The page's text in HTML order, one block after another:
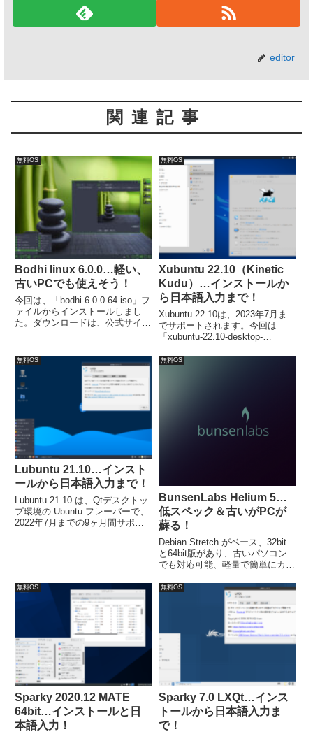
editor
関連記事
無料OS
Bodhi linux 6.0.0…軽い、
古いPCでも使えそう！
今回は、「bodhi-6.0.0-64.iso」フ
ァイルからインストールしまし
た。ダウンロードは、公式サイト
く終了しますが、日本語入力の設
定が必要でした。
無料OS
Xubuntu 22.10（Kinetic
Kudu）…インストールか
ら日本語入力まで！
Xubuntu 22.10は、2023年7月ま
でサポートされます。今回は
「xubuntu-22.10-desktop-
トールしています。
無料OS
Lubuntu 21.10…インスト
ールから日本語入力まで！
Lubuntu 21.10 は、Qtデスクトッ
プ環境の Ubuntu フレーバーで、
2022年7月までの9ヶ月間サポー
無料OS
BunsenLabs Helium 5…
低スペック＆古いがPCが
蘇る！
Debian Stretch がベース、32bit
と64bit版があり、古いパソコン
でも対応可能、軽量で簡単にカス
ップ。今回は「helium-5-
amd64.hybrid.iso」64bitを利用。
無料OS
Sparky 2020.12 MATE
64bit…インストールと日
本語入力！
無料OS
Sparky 7.0 LXQt…インス
トールから日本語入力ま
で！